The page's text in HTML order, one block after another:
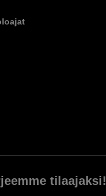
tilaajaksi!